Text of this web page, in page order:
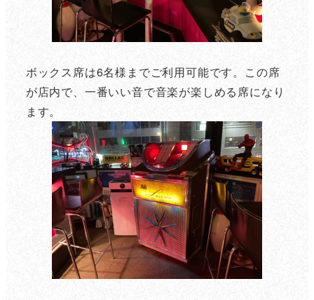
ボックス席は6名様までご利用可能です。この席
が店内で、一番いい音で音楽が楽しめる席になり
ます。